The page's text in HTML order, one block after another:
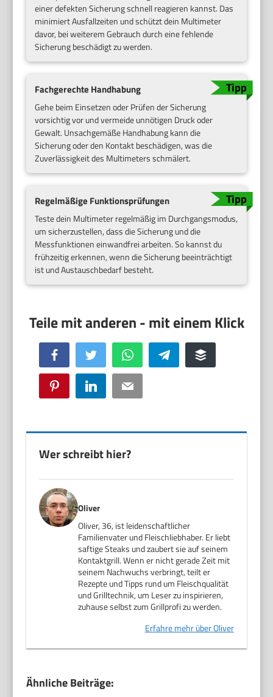
einer defekten Sicherung schnell reagieren kannst. Das
minimiert Ausfallzeiten und schützt dein Multimeter
davor, bei weiterem Gebrauch durch eine fehlende
Sicherung beschädigt zu werden.
Fachgerechte Handhabung
Gehe beim Einsetzen oder Prüfen der Sicherung
vorsichtig vor und vermeide unnötigen Druck oder
Gewalt. Unsachgemäße Handhabung kann die
Sicherung oder den Kontakt beschädigen, was die
Zuverlässigkeit des Multimeters schmälert.
Regelmäßige Funktionsprüfungen
Teste dein Multimeter regelmäßig im Durchgangsmodus,
um sicherzustellen, dass die Sicherung und die
Messfunktionen einwandfrei arbeiten. So kannst du
frühzeitig erkennen, wenn die Sicherung beeinträchtigt
ist und Austauschbedarf besteht.
Facebook Twitter WhatsApp Telegram Buffer
Pinterest LinkedIn Email
Wer schreibt hier?
Oliver
Oliver, 36, ist leidenschaftlicher
Familienvater und Fleischliebhaber. Er liebt
saftige Steaks und zaubert sie auf seinem
Kontaktgrill. Wenn er nicht gerade Zeit mit
seinem Nachwuchs verbringt, teilt er
Rezepte und Tipps rund um Fleischqualität
und Grilltechnik, um Leser zu inspirieren,
zuhause selbst zum Grillprofi zu werden.
Erfahre mehr über Oliver
Ähnliche Beiträge: